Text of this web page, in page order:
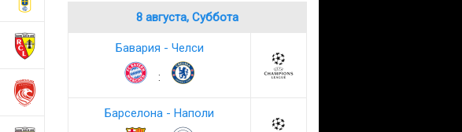
8 августа, Суббота
Бавария - Челси
:
Барселона - Наполи